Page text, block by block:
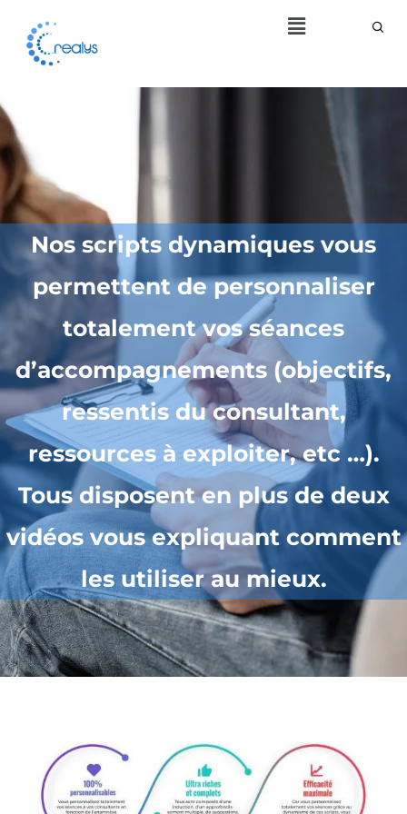
Menu
Nos scripts dynamiques vous
permettent de personnaliser
totalement vos séances
d’accompagnements (objectifs,
ressentis du consultant,
ressources à exploiter, etc …).
Tous disposent en plus de deux
vidéos vous expliquant comment
les utiliser au mieux.